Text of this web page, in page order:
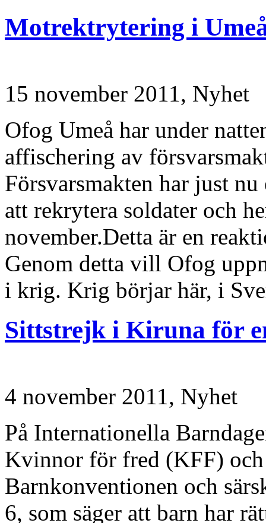
Motrektrytering i
15 november 2011, Nyhet
Ofog Umeå har under
affischering av
Försvarsmakten har just
att rekrytera soldater och
november.Detta är en
Genom detta vill Ofog
i krig. Krig börjar här, i
Sittstrejk i Kiruna för
4 november 2011, Nyhet
På Internationella
Kvinnor för fred (KFF)
Barnkonventionen och
6, som säger att barn har